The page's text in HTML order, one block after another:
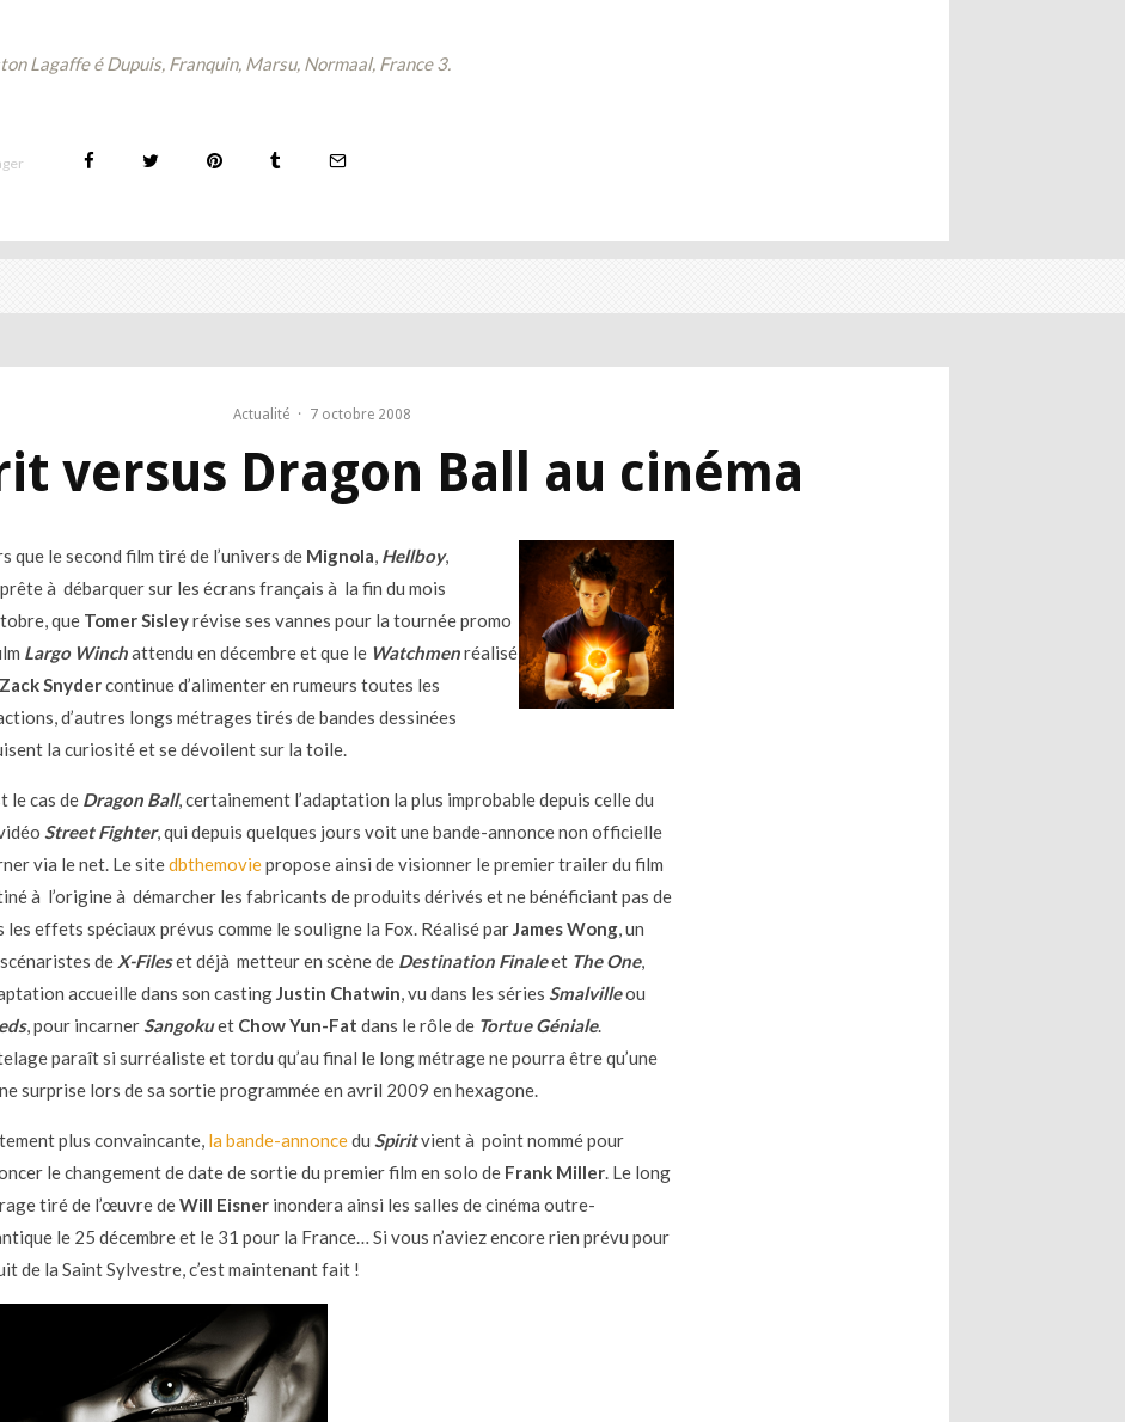
Lagaffe é Dupuis, Franquin, Marsu, Normaal, France 3.
Actualité · 7 octobre 2008
versus Dragon Ball au cinéma
que le second film tiré de l’univers de Mignola, Hellboy,
à débarquer sur les écrans français à la fin du mois
que Tomer Sisleyrévise ses vannes pour la tournée promo
Largo Winchattendu en décembre et que le Watchmenréalisé
Zack Snydercontinue d’alimenter en rumeurs toutes les
d’autres longs métrages tirés de bandes dessinées
la curiosité et se dévoilent sur la toile.
le cas de Dragon Ball, certainement l’adaptation la plus improbable depuis celle du
Street Fighter, qui depuis quelques jours voit une bande-annonce non officielle
via le net. Le sitedbthemoviepropose ainsi de visionner le premier trailer du film
à l’origine à démarcher les fabricants de produits dérivés et ne bénéficiant pas de
les effets spéciaux prévus comme le souligne la Fox. Réalisé parJames Wong, un
de X-Fileset déjà metteur en scène de Destination Finaleet The One,
accueille dans son castingJustin Chatwin, vu dans les séries Smalvilleou
, pour incarnerSangokuet Chow Yun-Fat dans le rôle de Tortue Géniale.
paraît si surréaliste et tordu qu’au final le long métrage ne pourra être qu’une
surprise lors de sa sortie programmée en avril 2009 en hexagone.
plus convaincante, la bande-annoncedu Spiritvient à point nommé pour
le changement de date de sortie du premier film en solo de Frank Miller. Le long
tiré de l’œuvre deWill Eisner inondera ainsi les salles de cinéma outre-
le 25 décembre et le 31 pour la France… Si vous n’aviez encore rien prévu pour
de la Saint Sylvestre, c’est maintenant fait !